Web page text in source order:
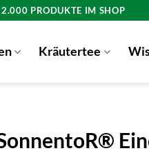
2.000 PRODUKTE IM SHOP
Kräutertee